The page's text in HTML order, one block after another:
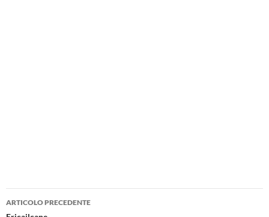
Navigazione
ARTICOLO PRECEDENTE